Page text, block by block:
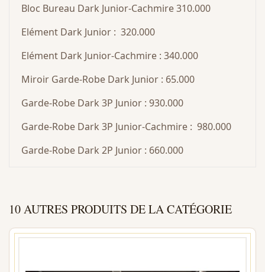
Bloc Bureau Dark Junior-Cachmire 310.000
Elément Dark Junior : 320.000
Elément Dark Junior-Cachmire : 340.000
Miroir Garde-Robe Dark Junior : 65.000
Garde-Robe Dark 3P Junior : 930.000
Garde-Robe Dark 3P Junior-Cachmire : 980.000
Garde-Robe Dark 2P Junior : 660.000
10 AUTRES PRODUITS DE LA CATÉGORIE